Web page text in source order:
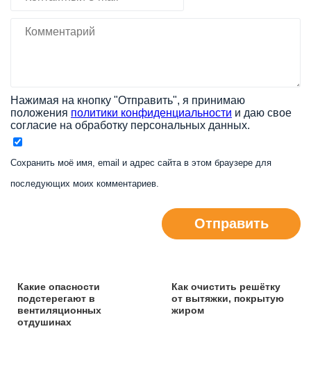
Нажимая на кнопку "Отправить", я принимаю
положения политики конфиденциальности и даю свое
согласие на обработку персональных данных.
Сохранить моё имя, email и адрес сайта в этом браузере для
последующих моих комментариев.
Отправить
Какие опасности
подстерегают в
вентиляционных
отдушинах
Как очистить решётку
от вытяжки, покрытую
жиром